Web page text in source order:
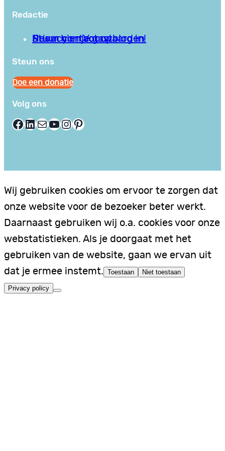
Redactie
Privacy en Voorwaarden
Stuur hier je gastblog in!
Neem contact op
Steun ons
Doe een donatie
Volg ons
Facebook LinkedIn E-mail YouTube InstagramPinterest
Wij gebruiken cookies om ervoor te zorgen dat
onze website voor de bezoeker beter werkt.
Daarnaast gebruiken wij o.a. cookies voor onze
webstatistieken. Als je doorgaat met het
gebruiken van de website, gaan we ervan uit
dat je ermee instemt. Toestaan Niet toestaan
Privacy policy